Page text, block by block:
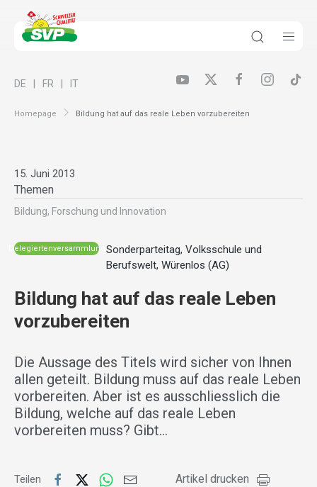
Homepage Bildung hat auf das reale Leben vorzubereiten
DE FR IT
15. Juni 2013
Themen
Bildung, Forschung und Innovation
Delegiertenversammlung
Sonderparteitag, Volksschule und
Berufswelt, Würenlos (AG)
Bildung hat auf das reale Leben
vorzubereiten
Die Aussage des Titels wird sicher von Ihnen
allen geteilt. Bildung muss auf das reale Leben
vorbereiten. Aber ist es ausschliesslich die
Bildung, welche auf das reale Leben
vorbereiten muss? Gibt…
Teilen Artikel drucken